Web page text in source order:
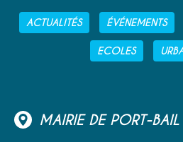
ACTUALITÉS ÉVÉNEMENTS
ECOLES
MAIRIE DE PORT-